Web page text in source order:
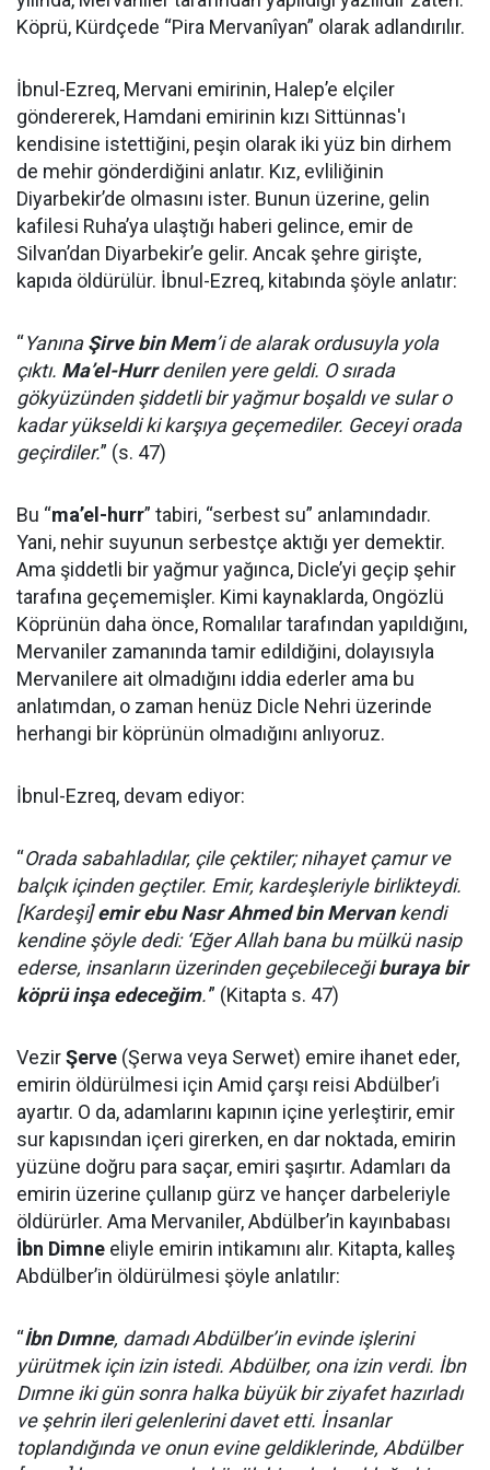
Köprü, Kürdçede “Pira Mervanîyan” olarak adlandırılır.
İbnul-Ezreq, Mervani emirinin, Halep’e elçiler
göndererek, Hamdani emirinin kızı Sittünnas'ı
kendisine istettiğini, peşin olarak iki yüz bin dirhem
de mehir gönderdiğini anlatır. Kız, evliliğinin
Diyarbekir’de olmasını ister. Bunun üzerine, gelin
kafilesi Ruha’ya ulaştığı haberi gelince, emir de
Silvan’dan Diyarbekir’e gelir. Ancak şehre girişte,
kapıda öldürülür. İbnul-Ezreq, kitabında şöyle anlatır:
“YanınaŞirve bin Mem’i de alarak ordusuyla yola
çıktı. Ma’el-Hurrdenilen yere geldi. O sırada
gökyüzünden şiddetli bir yağmur boşaldı ve sular o
kadar yükseldi ki karşıya geçemediler. Geceyi orada
geçirdiler.” (s. 47)
Bu “ma’el-hurr” tabiri, “serbest su” anlamındadır.
Yani, nehir suyunun serbestçe aktığı yer demektir.
Ama şiddetli bir yağmur yağınca, Dicle’yi geçip şehir
tarafına geçememişler. Kimi kaynaklarda, Ongözlü
Köprünün daha önce, Romalılar tarafından yapıldığını,
Mervaniler zamanında tamir edildiğini, dolayısıyla
Mervanilere ait olmadığını iddia ederler ama bu
anlatımdan, o zaman henüz Dicle Nehri üzerinde
herhangi bir köprünün olmadığını anlıyoruz.
İbnul-Ezreq, devam ediyor:
“Orada sabahladılar, çile çektiler; nihayet çamur ve
balçık içinden geçtiler. Emir, kardeşleriyle birlikteydi.
[Kardeşi]emir ebu Nasr Ahmed bin Mervankendi
kendine şöyle dedi: ‘Eğer Allah bana bu mülkü nasip
ederse, insanların üzerinden geçebileceğiburaya bir
köprü inşa edeceğim.'” (Kitapta s. 47)
VezirŞerve (Şerwa veya Serwet) emire ihanet eder,
emirin öldürülmesi için Amid çarşı reisi Abdülber’i
ayartır. O da, adamlarını kapının içine yerleştirir, emir
sur kapısından içeri girerken, en dar noktada, emirin
yüzüne doğru para saçar, emiri şaşırtır. Adamları da
emirin üzerine çullanıp gürz ve hançer darbeleriyle
öldürürler. Ama Mervaniler, Abdülber’in kayınbabası
İbn Dimne eliyle emirin intikamını alır. Kitapta, kalleş
Abdülber’in öldürülmesi şöyle anlatılır:
“İbn Dımne, damadı Abdülber’in evinde işlerini
yürütmek için izin istedi. Abdülber, ona izin verdi. İbn
Dımne iki gün sonra halka büyük bir ziyafet hazırladı
ve şehrin ileri gelenlerini davet etti. İnsanlar
toplandığında ve onun evine geldiklerinde, Abdülber